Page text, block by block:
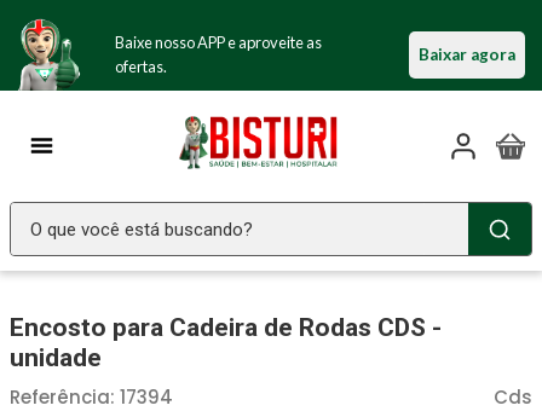
Baixe nosso APP e aproveite as
ofertas.
Baixar agora
O que você está buscando?
Encosto para Cadeira de Rodas CDS -
unidade
Cds
Referência: 17394
1º Seringa Insulina
2º Fralda Geriatrica
3 º Luva Latex